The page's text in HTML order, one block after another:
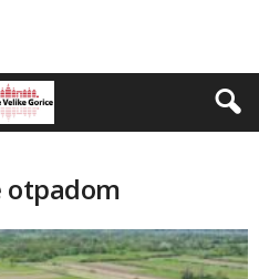
otpadom